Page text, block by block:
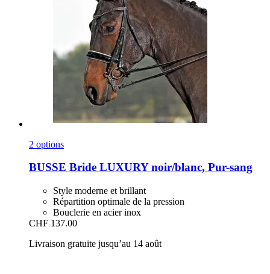
2 options
BUSSE Bride LUXURY noir/blanc, Pur-​sang
Style moderne et brillant
Répartition optimale de la pression
Bouclerie en acier inox
CHF 137.00
Livraison gratuite jusqu’au 14 août